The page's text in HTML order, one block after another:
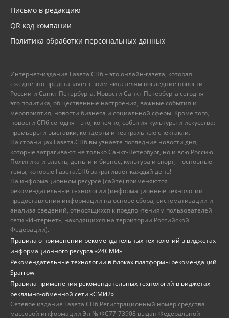
Письмо в редакцию
QR код компании
Политика обработки персональных данных
Интернет-издание Газета.СПб – это онлайн-газета, которая
ежедневно представляет своим читателям последние новости
России и Санкт-Петербурга. Новости Санкт-Петербурга сегодня –
это политика, общественные настроения, важные события и
мероприятия, новости бизнеса и социальной сферы. Кроме того,
новости СПб сегодня – это, конечно, события культуры и искусства:
премьеры и выставки, концерты и театральные спектакли.
На страницах Газета.СПб вы узнаете последние новости дня,
которые затрагивают не только Санкт-Петербург, но и всю Россию.
Политика и власть, деньги и бизнес, культура и спорт, – основные
темы, которые Газета.СПб затрагивает каждый день!
На информационном ресурсе (сайте) применяются
рекомендательные технологии (информационные технологии
предоставления информации на основе сбора, систематизации и
анализа сведений, относящихся к предпочтениям пользователей
сети «Интернет», находящихся на территории Российской
Федерации).
Правила о применении рекомендательных технологий в виджетах
информационного ресурса «24СМИ»
Рекомендательные технологии в блоках платформы рекомендаций
Sparrow
Правила применения рекомендательных технологий в виджетах
рекламно-обменной сети «СМИ2»
Сетевое издание Газета.СПб Регистрационный номер средства
массовой информации Эл № ФС77-73908 выдан Федеральной